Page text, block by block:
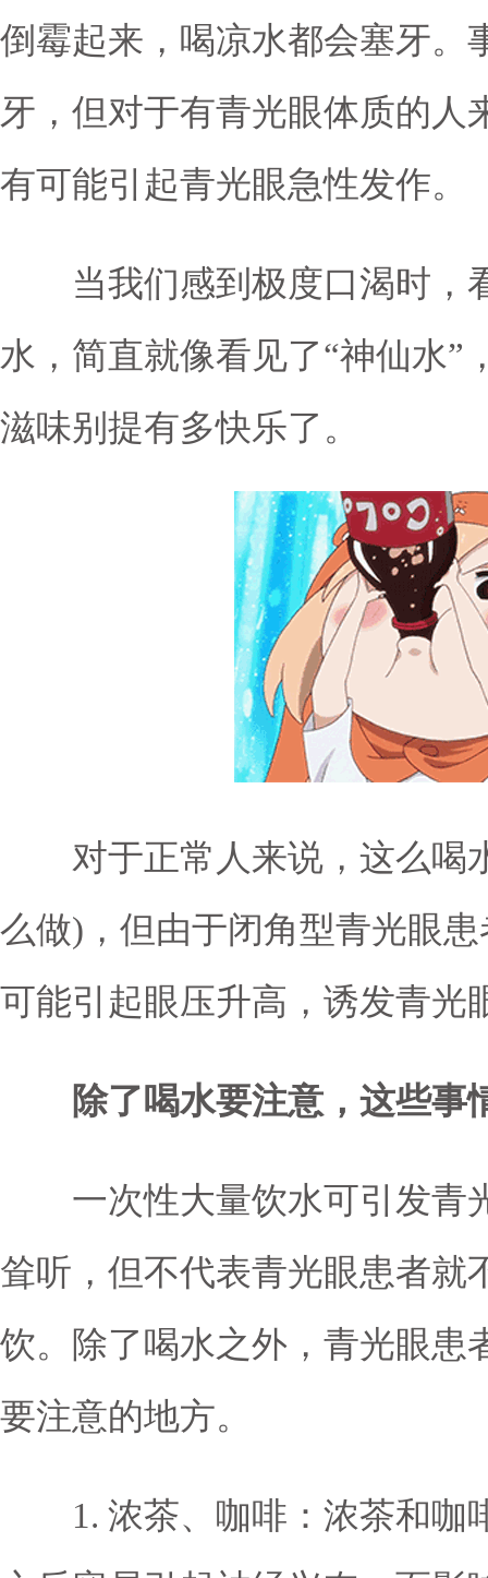
倒霉起来，喝凉水都会塞牙。
牙，但对于有青光眼体质的人
有可能引起青光眼急性发作。
当我们感到极度口渴时，
水，简直就像看见了“神仙水”
滋味别提有多快乐了。
对于正常人来说，这么喝
么做)，但由于闭角型青光眼
可能引起眼压升高，诱发青光
除了喝水要注意，这些事
一次性大量饮水可引发青
耸听，但不代表青光眼患者就
饮。除了喝水之外，青光眼患
要注意的地方。
1. 浓茶、咖啡：浓茶和咖
难青光眼的诊治 眼底病的诊治，尤其专长于